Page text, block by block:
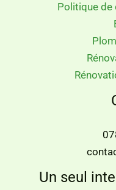
Politique de
Un seul